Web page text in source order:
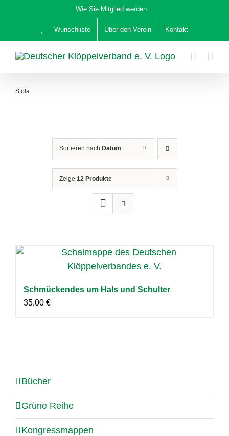
Inhalt
Wie Sie Mitglied werden…
Wunschliste Über den Verein Kontakt
Stola
Sortieren nach Datum
Zeige 12 Produkte
Schmückendes um Hals und Schulter
35,00 €
Bücher
Grüne Reihe
Kongressmappen